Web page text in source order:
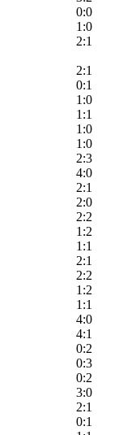
0:0
1:0
2:1
2:1
0:1
1:0
1:1
1:0
1:0
2:3
4:0
2:1
2:0
2:2
1:2
1:1
2:1
2:2
1:2
1:1
4:0
4:1
0:2
0:3
0:2
3:0
2:1
0:1